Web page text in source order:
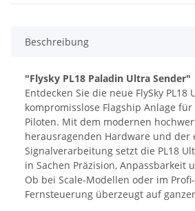
Beschreibung
"Flysky PL18 Paladin Ultra Sender"
Entdecken Sie die neue FlySky PL18
kompromisslose Flagship Anlage
Piloten. Mit dem modernen
herausragenden Hardware und der
Signalverarbeitung setzt die PL18
in Sachen Präzision, Anpassbarkeit
Ob bei Scale-Modellen oder im
Fernsteuerung überzeugt auf